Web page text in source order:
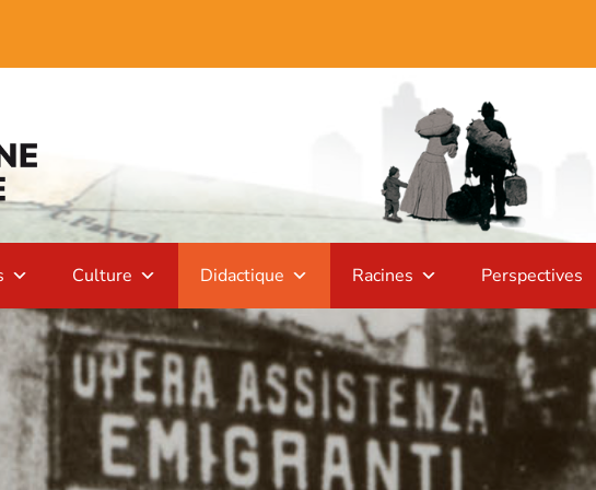
Culture Didactique Racines Perspectives